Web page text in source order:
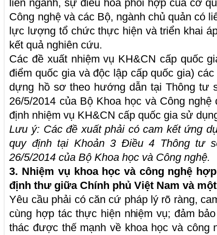
liên ngành, sự điều hòa phối hợp của cơ
Công nghệ và các Bộ, ngành chủ quản có
lực lượng tổ chức thực hiện và triển khai
kết quả nghiên cứu.
Các đề xuất nhiệm vụ KH&CN cấp quốc
điểm quốc gia và độc lập cấp quốc gia)
dựng hồ sơ theo hướng dẫn tại Thông tư
26/5/2014 của Bộ Khoa học và Công
định nhiệm vụ KH&CN cấp quốc gia sử
Lưu ý: Các đề xuất phải có cam kết ứng
quy định tại Khoản 3 Điều 4 Thông tư
26/5/2014 của Bộ Khoa học và Công nghệ.
3. Nhiệm vụ khoa học và công nghệ
định thư giữa Chính phủ Việt Nam và
Yêu cầu phải có căn cứ pháp lý rõ ràng,
cùng hợp tác thực hiện nhiệm vụ; đảm
thác được thế mạnh về khoa học và công